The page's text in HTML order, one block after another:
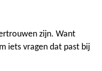
zijn. Want
iets vragen dat past bij